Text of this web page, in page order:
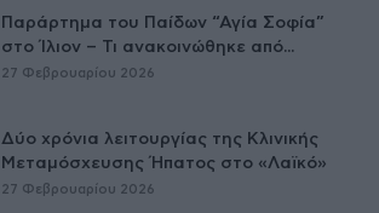
Παράρτημα του Παίδων “Αγία Σοφία”
στο Ίλιον – Τι ανακοινώθηκε από...
27 Φεβρουαρίου 2026
Δύο χρόνια λειτουργίας της Κλινικής
Μεταμόσχευσης Ήπατος στο «Λαϊκό»
27 Φεβρουαρίου 2026